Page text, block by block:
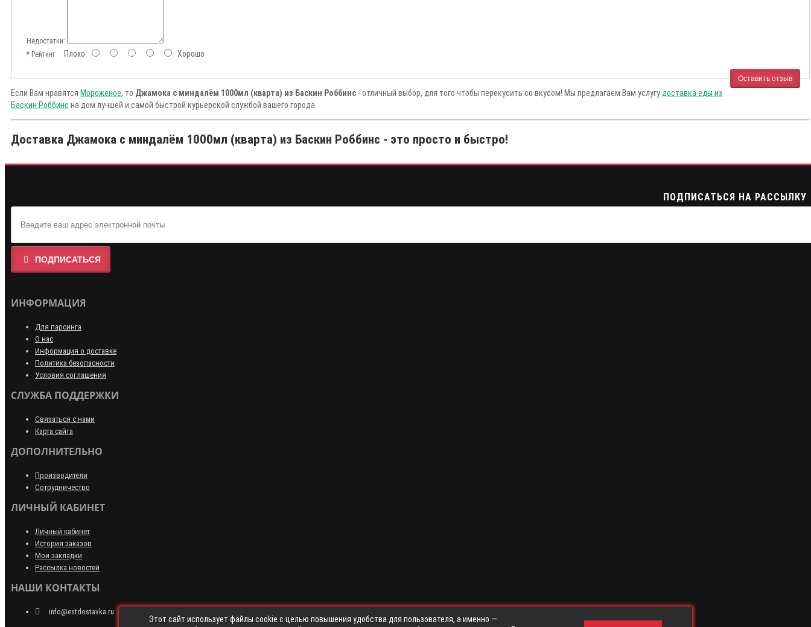
Недостатки:
РейтингПлохо Хорошо
Оставить отзыв
Если Вам нравятся Мороженое, то Джамока с миндалём 1000мл (кварта) из Баскин Роббинс - отличный выбор, для того чтобы перекусить со вкусом! Мы предлагаем Вам услугу доставка еды из
Баскин Роббинс на дом лучшей и самой быстрой курьерской службой вашего города.
Доставка Джамока с миндалём 1000мл (кварта) из Баскин Роббинс - это просто и быстро!
ПОДПИСАТЬСЯ НА РАССЫЛКУ
ПОДПИСАТЬСЯ
ИНФОРМАЦИЯ
Для парсинга
О нас
Информация о доставке
Политика безопасности
Условия соглашения
СЛУЖБА ПОДДЕРЖКИ
Связаться с нами
Карта сайта
ДОПОЛНИТЕЛЬНО
Производители
Сотрудничество
ЛИЧНЫЙ КАБИНЕТ
Личный кабинет
История заказов
Мои закладки
Рассылка новостей
НАШИ КОНТАКТЫ
info@estdostavka.ru
Этот сайт использует файлы cookie с целью повышения удобства для пользователя, а именно —